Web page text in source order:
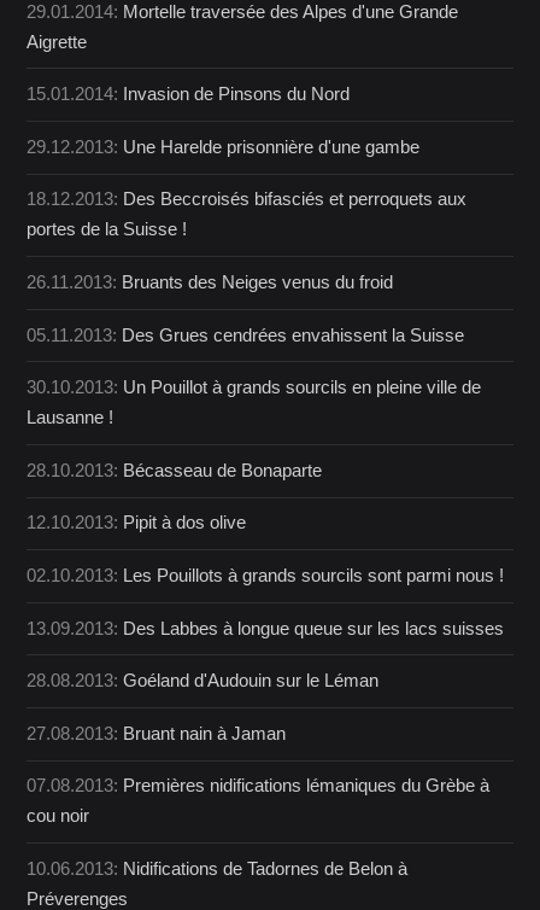
29.01.2014: Mortelle traversée des Alpes d'une Grande
Aigrette
15.01.2014: Invasion de Pinsons du Nord
29.12.2013: Une Harelde prisonnière d'une gambe
18.12.2013: Des Beccroisés bifasciés et perroquets aux
portes de la Suisse !
26.11.2013: Bruants des Neiges venus du froid
05.11.2013: Des Grues cendrées envahissent la Suisse
30.10.2013: Un Pouillot à grands sourcils en pleine ville de
Lausanne !
28.10.2013: Bécasseau de Bonaparte
12.10.2013: Pipit à dos olive
02.10.2013: Les Pouillots à grands sourcils sont parmi nous !
13.09.2013: Des Labbes à longue queue sur les lacs suisses
28.08.2013:Goéland d'Audouin sur le Léman
27.08.2013: Bruant nain à Jaman
07.08.2013: Premières nidifications lémaniques du Grèbe à
cou noir
10.06.2013: Nidifications de Tadornes de Belon à
Préverenges